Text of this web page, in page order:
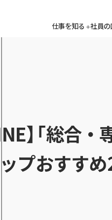
仕事を知る ＋社員の
】「総合・
プおすすめ